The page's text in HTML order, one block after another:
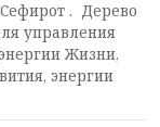
. Дерево
управления
Жизни,
энергии